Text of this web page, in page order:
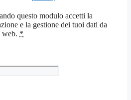
questo modulo accetti la
e la gestione dei tuoi dati da
web. *